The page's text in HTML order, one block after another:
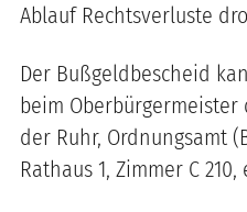
Ablauf Rechtsverluste
Der Bußgeldbescheid
beim
der Ruhr, Ordnungsamt
Rathaus 1, Zimmer C